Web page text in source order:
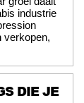
industrie
verkopen,
DIE JE